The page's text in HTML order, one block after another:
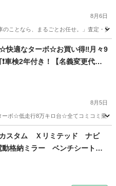
8月6日
ことなら、まるごとお任せ。」査定・買
快適なターボ☆お買い得‼️月々9
車検2年付き！【名義変更代込
人気☆ムーブコンテカスタム☆B
走行中DVD見れます☆ETC付
コン☆ドライブレコーダー付8月5日
ボ☆低走行8万キロ台☆全てコミコミ乗り
得カスタム Ｘリミテッド ナビ
動格納ミラー ベンチシート
クプレイヤー接続可 アルミ
パワーウィンドウ （検8.1